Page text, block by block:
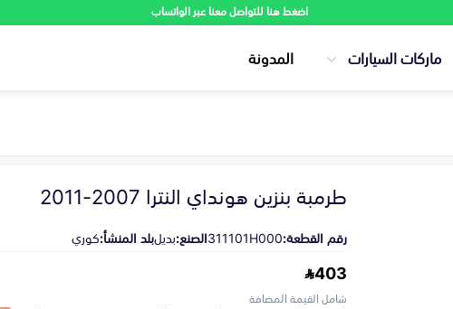
اضغط هنا للتواصل معنا عبر الواتساب
ماركات السيارات المدونة
طرمبة بنزين هونداي النترا 2007-2011
رقم القطعة:311101H000الصنع:بديلبلد المنشأ:كوري
403
شامل القيمة المضافة